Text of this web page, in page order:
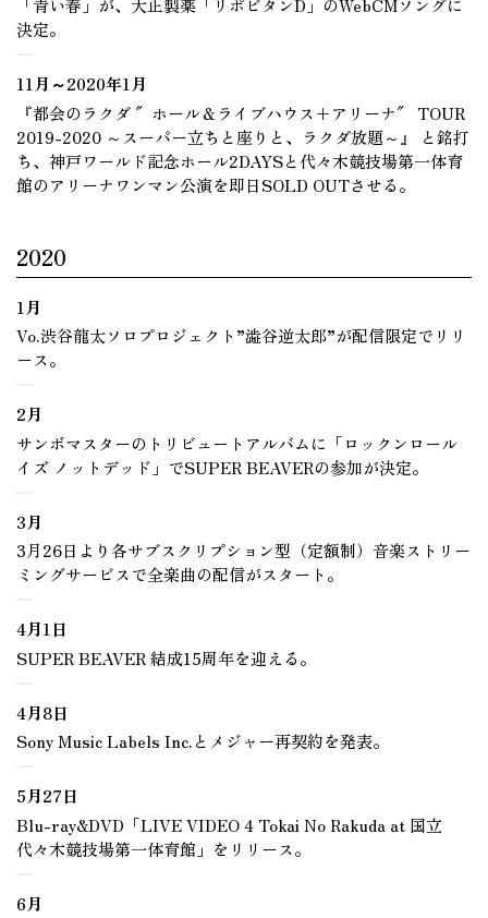
「青い春」が、大正製薬「リポビタンD」のWebCMソングに
決定。
11月～2020年1月
『都会のラクダ ″ホール＆ライブハウス+アリーナ″ TOUR
2019-2020 ～スーパー立ちと座りと、ラクダ放題～』 と銘打
ち、神戸ワールド記念ホール2DAYSと代々木競技場第一体育
館のアリーナワンマン公演を即日SOLD OUTさせる。
2020
1月
Vo.渋谷龍太ソロプロジェクト”澁谷逆太郎”が配信限定でリリ
ース。
2月
サンボマスターのトリビュートアルバムに「ロックンロール
イズ ノットデッド」でSUPER BEAVERの参加が決定。
3月
3月26日より各サブスクリプション型（定額制）音楽ストリー
ミングサービスで全楽曲の配信がスタート。
4月1日
SUPER BEAVER 結成15周年を迎える。
4月8日
Sony Music Labels Inc.とメジャー再契約を発表。
5月27日
Blu-ray&DVD「LIVE VIDEO 4 Tokai No Rakuda at 国立
代々木競技場第一体育館」をリリース。
6月